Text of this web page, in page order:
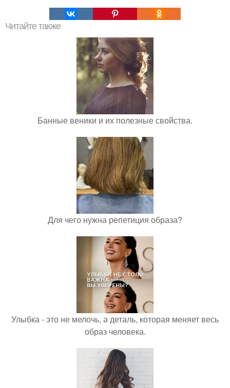
Читайте также
Банные веники и их полезные свойства.
Для чего нужна репетиция образа?
Улыбка - это не мелочь, а деталь, которая меняет весь
образ человека.